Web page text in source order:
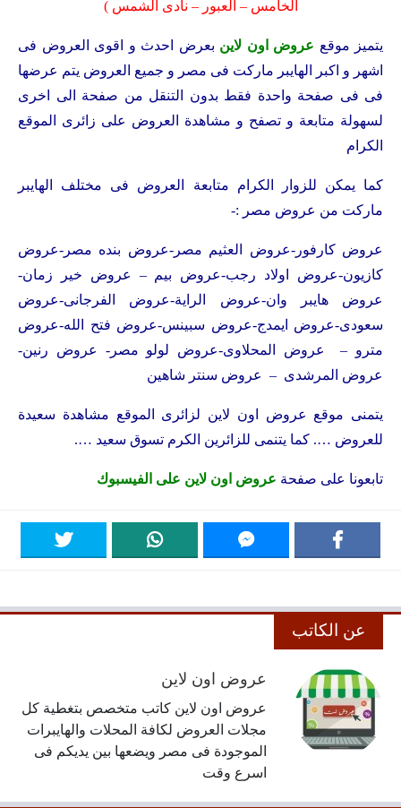
الخامس – العبور – نادى الشمس )
يتميز موقع عروض اون لاين بعرض احدث و اقوى العروض فى
اشهر و اكبر الهايبر ماركت فى مصر و جميع العروض يتم عرضها
فى فى صفحة واحدة فقط بدون التنقل من صفحة الى اخرى
لسهولة متابعة و تصفح و مشاهدة العروض على زائرى الموقع
الكرام
كما يمكن للزوار الكرام متابعة العروض فى مختلف الهايبر
ماركت من عروض مصر :-
عروض كارفور-عروض العثيم مصر-عروض بنده مصر-عروض
كازيون-عروض اولاد رجب-عروض بيم – عروض خير زمان-
عروض هايبر وان-عروض الراية-عروض الفرجانى-عروض
سعودى-عروض ايمدج-عروض سبينس-عروض فتح الله-عروض
مترو – عروض المحلاوى-عروض لولو مصر- عروض رنين-
عروض المرشدى – عروض سنتر شاهين
يتمنى موقع عروض اون لاين لزائرى الموقع مشاهدة سعيدة
للعروض …. كما يتنمى للزائرين الكرم تسوق سعيد ….
تابعونا على صفحة عروض اون لاين على الفيسبوك
عن الكاتب
عروض اون لاين
عروض اون لاين كاتب متخصص بتغطية كل
مجلات العروض لكافة المحلات والهايبرات
الموجودة فى مصر ويضعها بين يديكم فى
اسرع وقت